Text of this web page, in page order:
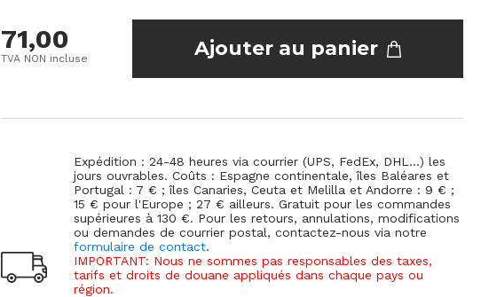
71,00
TVA NON incluse Ajouter au panier
Expédition : 24-48 heures via courrier (UPS, FedEx, DHL...) les
jours ouvrables. Coûts : Espagne continentale, îles Baléares et
Portugal : 7 € ; îles Canaries, Ceuta et Melilla et Andorre : 9 € ;
15 € pour l'Europe ; 27 € ailleurs. Gratuit pour les commandes
supérieures à 130 €. Pour les retours, annulations, modifications
ou demandes de courrier postal, contactez-nous via notre
formulaire de contact.
IMPORTANT: Nous ne sommes pas responsables des taxes,
tarifs et droits de douane appliqués dans chaque pays ou
région.